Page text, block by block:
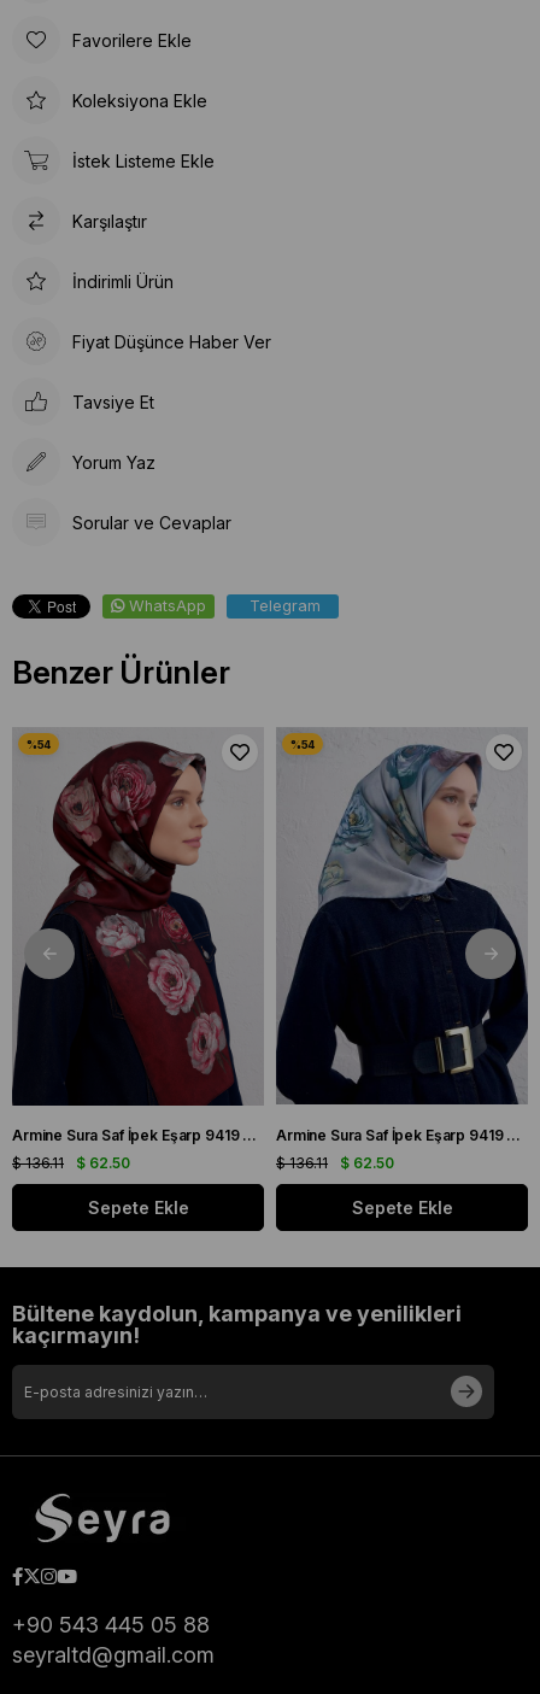
Favorilere Ekle
Koleksiyona Ekle
İstek Listeme Ekle
Karşılaştır
İndirimli Ürün
Fiyat Düşünce Haber Ver
Tavsiye Et
Yorum Yaz
Sorular ve Cevaplar
WhatsApp Telegram
Benzer Ürünler
Armine Sura Saf İpek Eşarp 9419 - 55 Bordo Karışık Desen
$ 62.50
$ 136.11
Sepete Ekle
Armine Sura Saf İpek Eşarp 9419 - 07 Açık Mavi Karışık Desen
$ 62.50
$ 136.11
Sepete Ekle
Bültene kaydolun, kampanya ve yenilikleri
kaçırmayın!
+90 543 445 05 88
seyraltd@gmail.com